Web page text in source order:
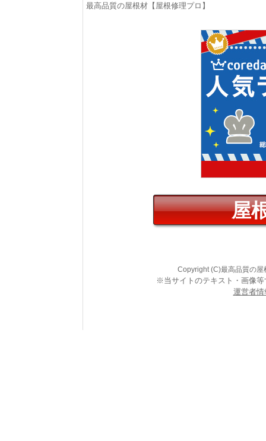
最高品質の屋根材【屋根修理プロ】
屋
Copyright (C)最高品質の
※当サイトのテキスト・画像
運営者